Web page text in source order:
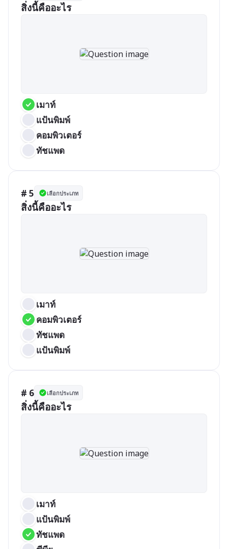
สิ่งนี้คืออะไร
เมาท์
แป้นพิมพ์
คอมพิวเตอร์
ทัชแพด
# 5 เลือกประเภท
สิ่งนี้คืออะไร
เมาท์
คอมพิวเตอร์
ทัชแพด
แป้นพิมพ์
# 6 เลือกประเภท
สิ่งนี้คืออะไร
เมาท์
แป้นพิมพ์
ทัชแพด